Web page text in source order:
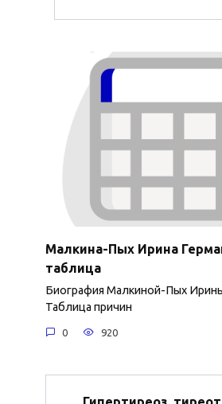
Малкина-Пых Ирина
таблица
Биография Малкиной-Пых
Таблица причин
0 920
Гипертиреоз,